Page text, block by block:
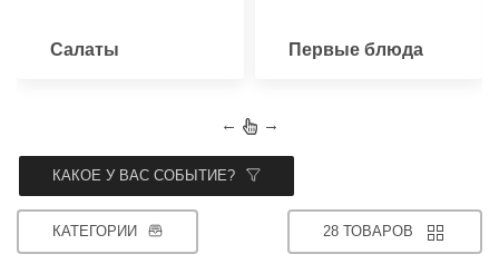
Салаты Первые блюда
← →
КАКОЕ У ВАС СОБЫТИЕ?
КАТЕГОРИИ 28 ТОВАРОВ